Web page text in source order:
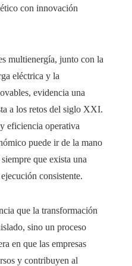
con innovación
multienergía, junto con la
eléctrica y la
evidencia una
a los retos del siglo XXI.
eficiencia operativa
puede ir de la mano
que exista una
consistente.
que la transformación
sino un proceso
en que las empresas
y contribuyen al